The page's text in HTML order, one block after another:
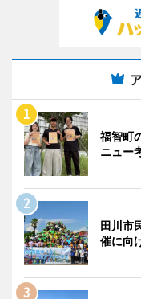
福智町
ニュー
田川市
催に向